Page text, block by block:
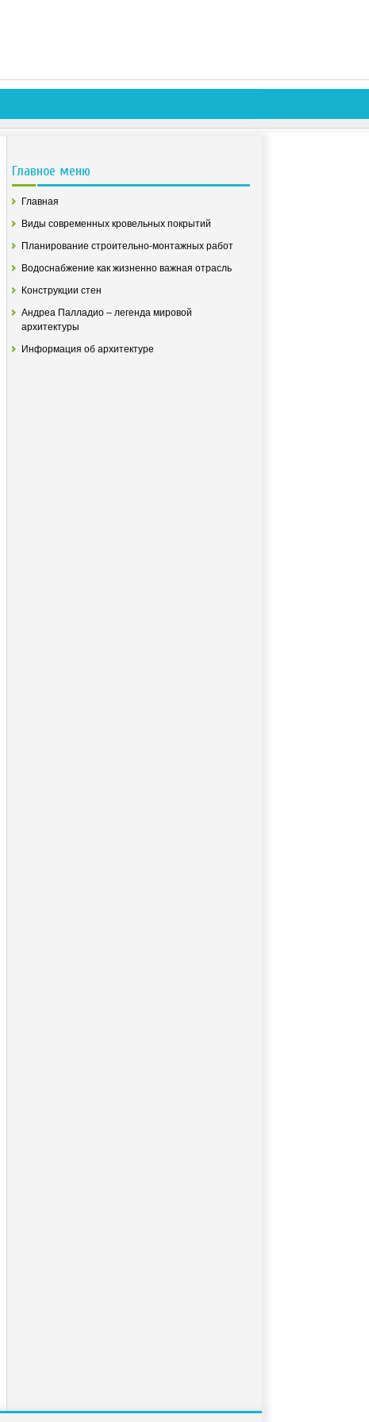
Главное меню
Главная
Виды современных кровельных покрытий
Планирование строительно-монтажных работ
Водоснабжение как жизненно важная отрасль
Конструкции стен
Андреа Палладио – легенда мировой
архитектуры
Информация об архитектуре